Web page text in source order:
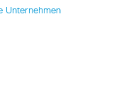
Unternehmen